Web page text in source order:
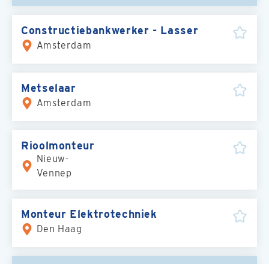
Constructiebankwerker - Lasser
Amsterdam
Metselaar
Amsterdam
Rioolmonteur
Nieuw-
Vennep
Monteur Elektrotechniek
Den Haag